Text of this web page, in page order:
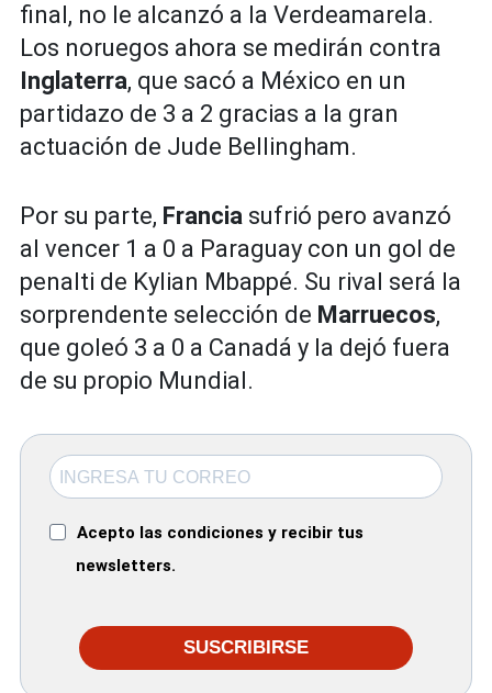
final, no le alcanzó a la Verdeamarela.
Los noruegos ahora se medirán contra
Inglaterra, que sacó a México en un
partidazo de 3 a 2 gracias a la gran
actuación de Jude Bellingham.
Por su parte, Francia sufrió pero avanzó
al vencer 1 a 0 a Paraguay con un gol de
penalti de Kylian Mbappé. Su rival será la
sorprendente selección de Marruecos,
que goleó 3 a 0 a Canadá y la dejó fuera
de su propio Mundial.
Acepto las condiciones y recibir tus
newsletters.
SUSCRIBIRSE